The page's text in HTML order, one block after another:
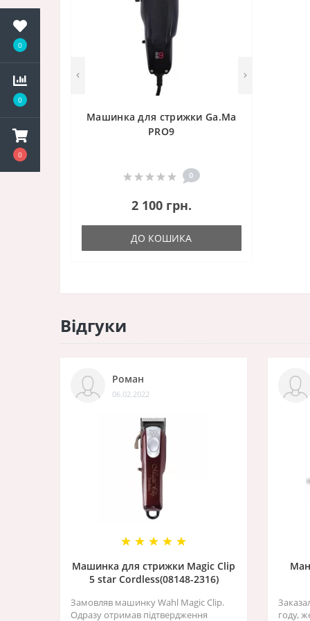
0
0
0
Машинка для стрижки Ga.Ma
PRO9
0
2 100 грн.
ДО КОШИКА
Відгуки
Роман
06.02.2022
Машинка для стрижки Magic Clip
5 star Cordless(08148-2316)
Замовляв машинку Wahl Magic Clip.
Одразу отримав підтвердження
году,